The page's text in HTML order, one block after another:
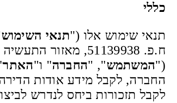
כללי
תנאי שימוש אלו ("תנאי השימוש
("המשתמש", "החברה" ו"האתר
החברה, לקבל מידע אודות
לקבל תזכורות ביחס לנדרש